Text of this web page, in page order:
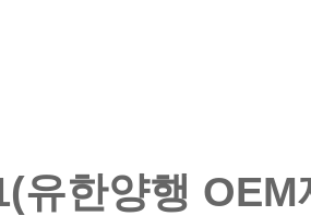
유한양행 OEM